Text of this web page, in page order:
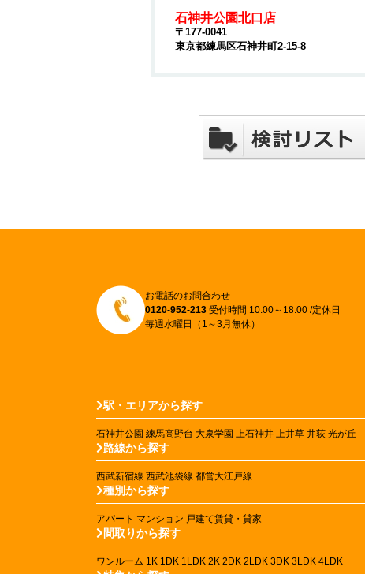
石神井公園北口店
〒177-0041
東京都練馬区石神井町2-15-8
お電話のお問合わせ
0120-952-213 受付時間 10:00～18:00 /定休日
毎週水曜日（1～3月無休）
駅・エリアから探す
石神井公園 練馬高野台 大泉学園 上石神井 上井草 井荻 光が丘
路線から探す
西武新宿線 西武池袋線 都営大江戸線
種別から探す
アパート マンション 戸建て賃貸・貸家
間取りから探す
ワンルーム 1K 1DK 1LDK 2K 2DK 2LDK 3DK 3LDK 4LDK